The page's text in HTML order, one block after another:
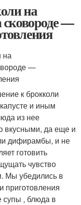
на
сковороде —
к брокколи
и иным
из нее
вкусными, да еще и
дифирамбы, и не
готовить
чувство
Мы убедились в
приготовления
супы , блюда в